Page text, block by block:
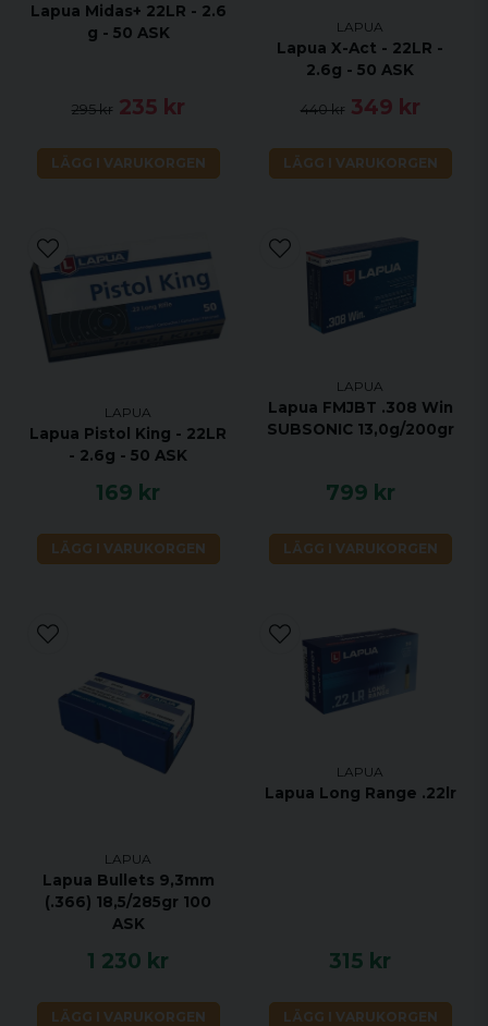
Lapua Midas+ 22LR - 2.6
g - 50 ASK
295 kr 235 kr
LÄGG I VARUKORGEN
LAPUA
Lapua X-Act - 22LR -
2.6g - 50 ASK
440 kr 349 kr
LÄGG I VARUKORGEN
LAPUA
Lapua Pistol King - 22LR
- 2.6g - 50 ASK
169 kr
LÄGG I VARUKORGEN
LAPUA
Lapua FMJBT .308 Win
SUBSONIC 13,0g/200gr
799 kr
LÄGG I VARUKORGEN
LAPUA
Lapua Bullets 9,3mm
(.366) 18,5/285gr 100
ASK
1 230 kr
LÄGG I VARUKORGEN
LAPUA
Lapua Long Range .22lr
315 kr
LÄGG I VARUKORGEN